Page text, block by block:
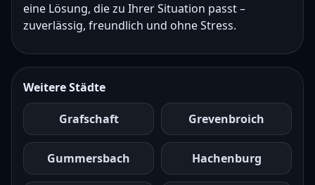
eine Lösung, die zu Ihrer Situation passt –
zuverlässig, freundlich und ohne Stress.
Weitere Städte
Grafschaft Grevenbroich
Gummersbach Hachenburg